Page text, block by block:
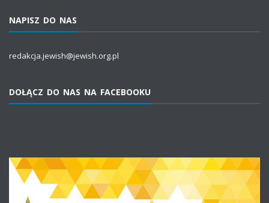
NAPISZ DO NAS
redakcja.jewish@jewish.org.pl
DOŁĄCZ DO NAS NA FACEBOOKU